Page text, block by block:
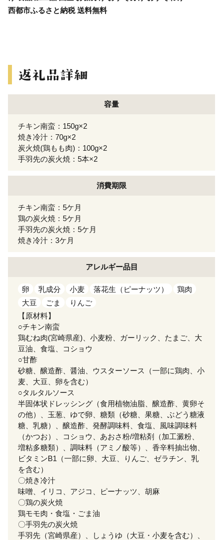
西都市ふるさと納税 送料無料
容量
チキン南蛮：150g×2
焼き冷汁：70g×2
炭火焼(鶏もも肉)：100g×2
手羽先の炭火焼：5本×2
消費期限
チキン南蛮：5ケ月
鶏の炭火焼：5ケ月
手羽先の炭火焼：5ケ月
焼き冷汁：3ケ月
アレルギー品目
卵 乳成分 小麦 落花生（ピーナッツ）
鶏肉
大豆
ごま
りんご
【原材料】
○チキン南蛮
鶏むね肉(宮崎県産)、小麦粉、ガーリック、たまご、大
豆油、食塩、コショウ
○甘酢
砂糖、醸造酢、醤油、ウスターソース（一部に鶏肉、小
麦、大豆、卵を含む）
○タルタルソース
半固体状ドレッシング（食用植物油脂、醸造酢、黄卵そ
の他）、玉葱、ゆで卵、糖類（砂糖、果糖、ぶどう糖液
糖、乳糖）、醸造酢、発酵調味料、食塩、風味調味料
（かつお）、コショウ、あおさ粉/増粘剤（加工澱粉、
増粘多糖類）、調味料（アミノ酸等）、香辛料抽出物、
ビタミンB1（一部に卵、大豆、りんご、ゼラチン、乳
を含む）
〇焼き冷汁
味噌、イリコ、アジコ、ピーナッツ、胡麻
〇鶏の炭火焼
鶏モモ肉・食塩・ごま油
〇手羽先の炭火焼
手羽先（宮崎県産）、しょうゆ（大豆・小麦を含む）、